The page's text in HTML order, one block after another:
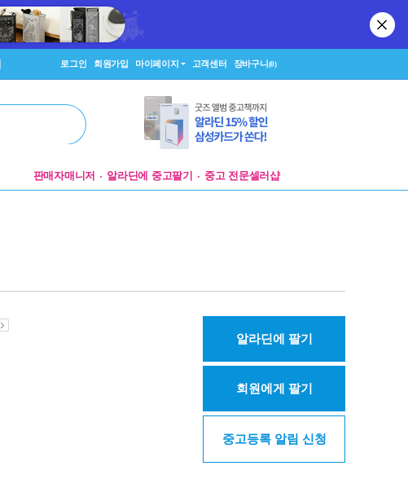
로그인 회원가입 마이페이지 고객센터 장바구니(0)
판매자매니저 알라딘에 중고팔기 중고 전문셀러샵
알라딘에 팔기
회원에게 팔기
중고등록 알림 신청